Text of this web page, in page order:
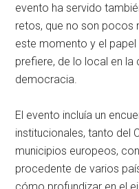
evento ha servido
retos, que no son pocos
este momento y el
prefiere, de lo local en
democracia.
El evento incluía un
institucionales, tanto del
municipios europeos,
procedente de varios